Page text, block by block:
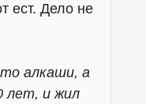
ест. Дело не
то алкаши, а
лет, и жил